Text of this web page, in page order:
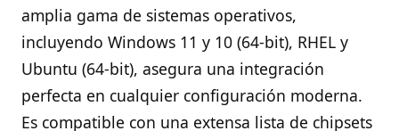
amplia gama de sistemas operativos,
incluyendo Windows 11 y 10 (64-bit), RHEL y
Ubuntu (64-bit), asegura una integración
perfecta en cualquier configuración moderna.
Es compatible con una extensa lista de chipsets